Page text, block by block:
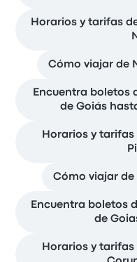
Horarios y tarifas
Cómo viajar de
Encuentra boletos
de Goiás
Horarios y
Cómo viajar
Encuentra boletos
de
Horarios y